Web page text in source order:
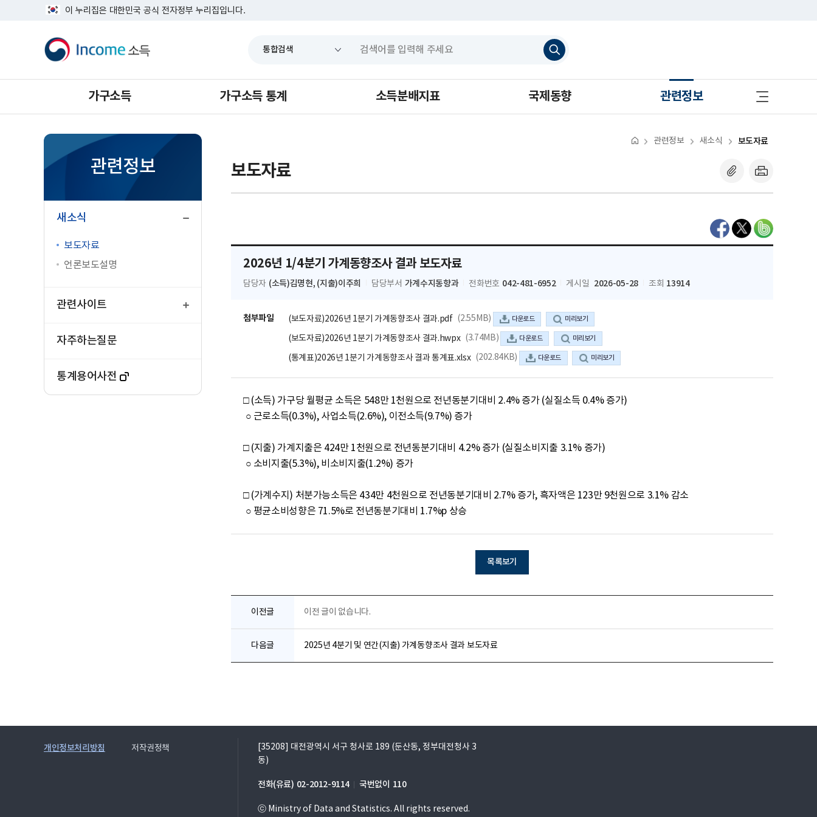
뛰
이 누리집은 대한민국 공식 전자정부 누리집입니다.
검
색
하
가구소득 가구소득 통계 소득분배지표 국제동향 관련정보
사
이
로
관련정보
새소식
보도자료
언론보도설명
관련사이트
자주하는질문
통계용어사전
관련정보 새소식 보도자료
보도자료
2026년 1/4분기 가계동향조사 결과 보도자료
담당자 (소득)김명현, (지출)이주희 담당부서 가계수지동향과 전화번호 042-481-6952 게시일 2026-05-28 조회 13914
첨부파일 (보도자료)2026년 1분기 가계동향조사 결과.pdf (2.55MB) 다운로드 미리보기
(보도자료)2026년 1분기 가계동향조사 결과.hwpx (3.74MB) 다운로드 미리보기
(통계표)2026년 1분기 가계동향조사 결과 통계표.xlsx (202.84KB) 다운로드 미리보기
□ (소득) 가구당 월평균 소득은 548만 1천원으로 전년동분기대비 2.4% 증가 (실질소득 0.4% 증가)
□ (지출) 가계지출은 424만 1천원으로 전년동분기대비 4.2% 증가 (실질소비지출 3.1% 증가)
□ (가계수지) 처분가능소득은 434만 4천원으로 전년동분기대비 2.7% 증가, 흑자액은 123만 9천원으로 3.1% 감소
○ 평균소비성향은 71.5%로 전년동분기대비 1.7%p 상승
목록보기
이전글 이전 글이 없습니다.
다음글 2025년 4분기 및 연간(지출) 가계동향조사 결과 보도자료
개인정보처리방침 저작권정책
[35208] 대전광역시 서구 청사로 189 (둔산동, 정부대전청사 3
동)
전화(유료) 02-2012-9114 국번없이 110
ⓒ Ministry of Data and Statistics. All rights reserved.